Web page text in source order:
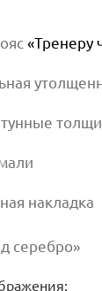
«Тренеру
накладка
серебро»